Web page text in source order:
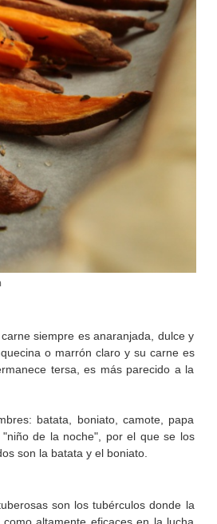
siempre es anaranjada, dulce y
o marrón claro y su carne es
tersa, es más parecido a la
batata, boniato, camote, papa
de la noche", por el que se los
son la batata y el boniato.
son los tubérculos donde la